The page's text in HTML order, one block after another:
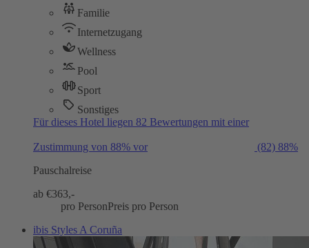
Familie
Internetzugang
Wellness
Pool
Sport
Sonstiges
Für dieses Hotel liegen 82 Bewertungen mit einer
Zustimmung von 88% vor (82) 88%
Pauschalreise
ab €363,-
pro PersonPreis pro Person
ibis Styles A Coruña